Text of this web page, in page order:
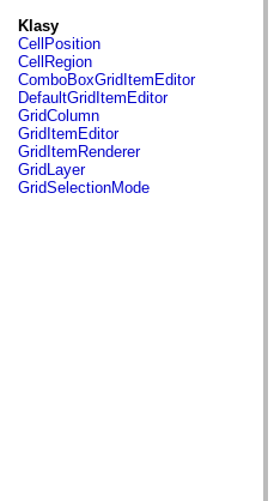
fl.livepreview
fl.managers
fl.motion
fl.motion.easing
fl.rsl
fl.text
fl.transitions
fl.transitions.easing
fl.video
flash.accessibility
Klasy
CellPosition
CellRegion
ComboBoxGridItemEditor
DefaultGridItemEditor
GridColumn
GridItemEditor
GridItemRenderer
GridLayer
GridSelectionMode